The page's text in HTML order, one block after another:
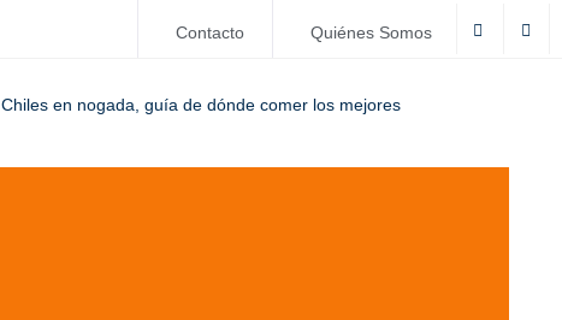
Contacto Quiénes Somos
Chiles en nogada, guía de dónde comer los mejores